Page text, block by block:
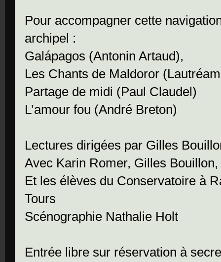
Pour accompagner cette
archipel :
Galápagos (Antonin Artaud),
Les Chants de Maldoror
Partage de midi (Paul Claudel)
L’amour fou (André Breton)
Lectures dirigées par Gilles
Avec Karin Romer, Gilles
Et les élèves du Conservatoire à
Tours
Scénographie Nathalie Holt
Entrée libre sur réservation à